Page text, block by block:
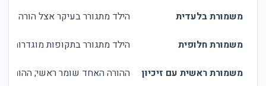
משמורת בלעדית
הילד מתגורר בעיקר אצל הורה
משמורת חלופית
הילד מתגורר בתקופות מוגדרות
משמורת ראשית עם זיכיון
ההורה האחד שומר ראשי; ההורה